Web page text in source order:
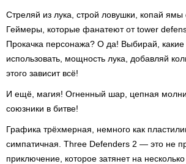
Стреляй из лука, строй ловушки, копай ямы
Геймеры, которые фанатеют от tower
Прокачка персонажа? О да! Выбирай, какие
использовать, мощность лука, добавляй
этого зависит всё!
И ещё, магия! Огненный шар, цепная
союзники в битве!
Графика трёхмерная, немного как
симпатичная. Three Defenders 2 — это не
приключение, которое затянет на